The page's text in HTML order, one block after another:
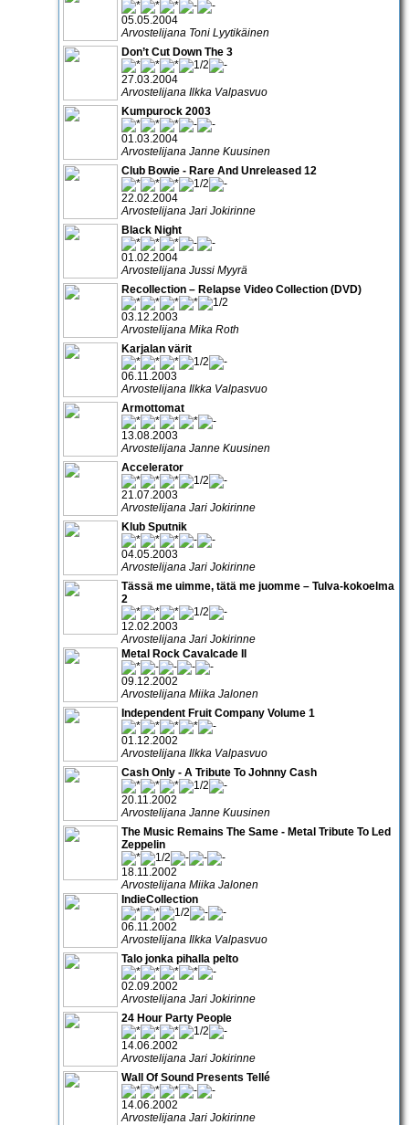
05.05.2004
Arvostelijana Toni Lyytikäinen
Don’t Cut Down The 3
27.03.2004
Arvostelijana Ilkka Valpasvuo
Kumpurock 2003
01.03.2004
Arvostelijana Janne Kuusinen
Club Bowie - Rare And Unreleased 12
22.02.2004
Arvostelijana Jari Jokirinne
Black Night
01.02.2004
Arvostelijana Jussi Myyrä
Recollection – Relapse Video Collection (DVD)
03.12.2003
Arvostelijana Mika Roth
Karjalan värit
06.11.2003
Arvostelijana Ilkka Valpasvuo
Armottomat
13.08.2003
Arvostelijana Janne Kuusinen
Accelerator
21.07.2003
Arvostelijana Jari Jokirinne
Klub Sputnik
04.05.2003
Arvostelijana Jari Jokirinne
Tässä me uimme, tätä me juomme – Tulva-kokoelma
2
12.02.2003
Arvostelijana Jari Jokirinne
Metal Rock Cavalcade II
09.12.2002
Arvostelijana Miika Jalonen
Independent Fruit Company Volume 1
01.12.2002
Arvostelijana Ilkka Valpasvuo
Cash Only - A Tribute To Johnny Cash
20.11.2002
Arvostelijana Janne Kuusinen
The Music Remains The Same - Metal Tribute To Led
Zeppelin
18.11.2002
Arvostelijana Miika Jalonen
IndieCollection
06.11.2002
Arvostelijana Ilkka Valpasvuo
Talo jonka pihalla pelto
02.09.2002
Arvostelijana Jari Jokirinne
24 Hour Party People
14.06.2002
Arvostelijana Jari Jokirinne
Wall Of Sound Presents Tellé
14.06.2002
Arvostelijana Jari Jokirinne